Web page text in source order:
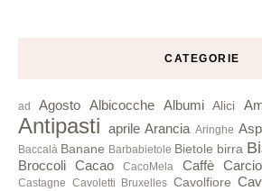
CATEGORIE
ad Agosto Albicocche Albumi Alici
Antipasti aprile Arancia Aringhe
Baccalà Banane Barbabietole Bietole birra
Broccoli Cacao CacoMela Caffè
Castagne Cavoletti Bruxelles Cavolfiore